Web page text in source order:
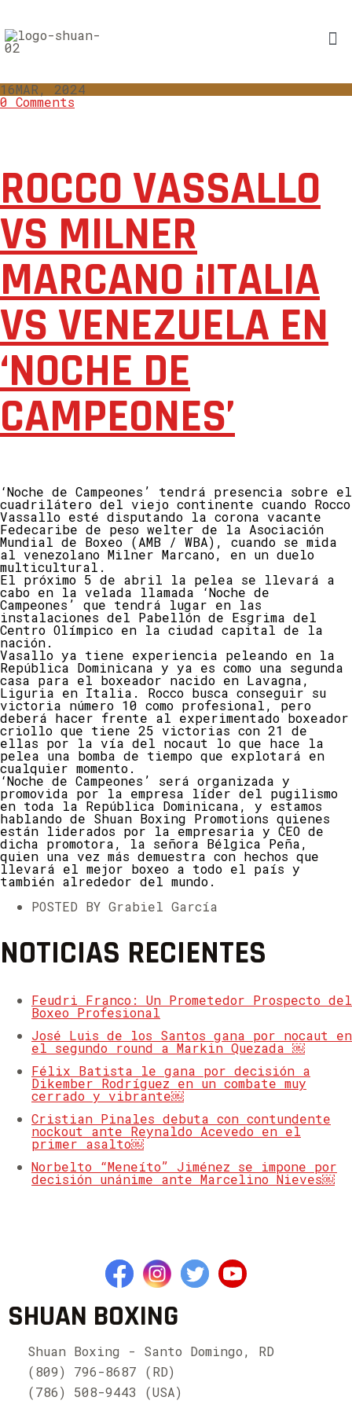
16MAR, 2024
0 Comments
ROCCO VASSALLO
VS MILNER
MARCANO ¡ITALIA
VS VENEZUELA EN
‘NOCHE DE
CAMPEONES’
‘Noche de Campeones’ tendrá presencia sobre el
cuadrilátero del viejo continente cuando Rocco
Vassallo esté disputando la corona vacante
Fedecaribe de peso welter de la Asociación
Mundial de Boxeo (AMB / WBA), cuando se mida
al venezolano Milner Marcano, en un duelo
multicultural.
El próximo 5 de abril la pelea se llevará a
cabo en la velada llamada ‘Noche de
Campeones’ que tendrá lugar en las
instalaciones del Pabellón de Esgrima del
Centro Olímpico en la ciudad capital de la
nación.
Vasallo ya tiene experiencia peleando en la
República Dominicana y ya es como una segunda
casa para el boxeador nacido en Lavagna,
Liguria en Italia. Rocco busca conseguir su
victoria número 10 como profesional, pero
deberá hacer frente al experimentado boxeador
criollo que tiene 25 victorias con 21 de
ellas por la vía del nocaut lo que hace la
pelea una bomba de tiempo que explotará en
cualquier momento.
‘Noche de Campeones’ será organizada y
promovida por la empresa líder del pugilismo
en toda la República Dominicana, y estamos
hablando de Shuan Boxing Promotions quienes
están liderados por la empresaria y CEO de
dicha promotora, la señora Bélgica Peña,
quien una vez más demuestra con hechos que
llevará el mejor boxeo a todo el país y
también alrededor del mundo.
POSTED BY Grabiel García
NOTICIAS RECIENTES
Feudri Franco: Un Prometedor Prospecto del
Boxeo Profesional
José Luis de los Santos gana por nocaut en
el segundo round a Markin Quezada ￼
Félix Batista le gana por decisión a
Dikember Rodríguez en un combate muy
cerrado y vibrante￼
Cristian Pinales debuta con contundente
nockout ante Reynaldo Acevedo en el
primer asalto￼
Norbelto “Meneíto” Jiménez se impone por
decisión unánime ante Marcelino Nieves￼
SHUAN BOXING
Shuan Boxing - Santo Domingo, RD
(809) 796-8687 (RD)
(786) 508-9443 (USA)